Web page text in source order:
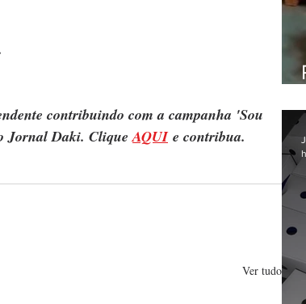
contribuindo com a campanha 'Sou
Jornal Daki. Clique AQUI e contribua.
Ver tudo